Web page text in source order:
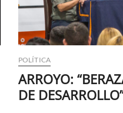
POLÍTICA
ARROYO:
DE